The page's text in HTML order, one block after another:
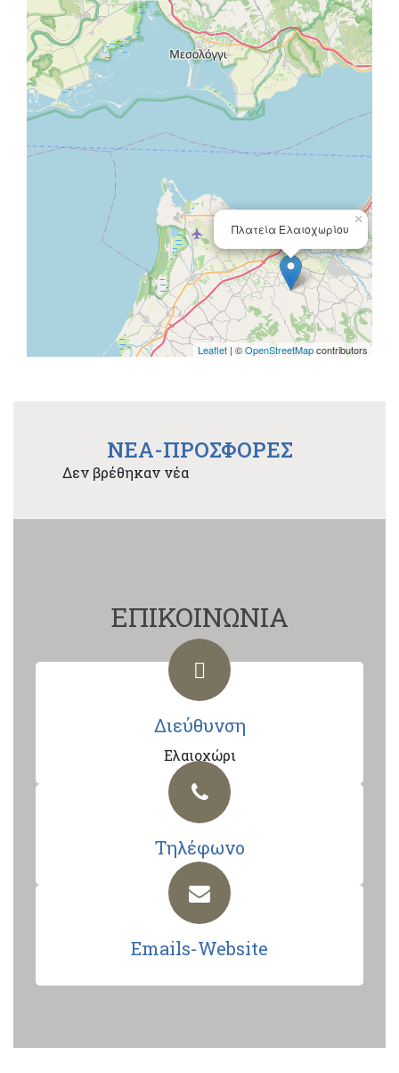
Πλατεία Ελαιοχωρίου
×
Leaflet | ©OpenStreetMapcontributors
NEA-ΠΡΟΣΦΟΡΕΣ
Δεν βρέθηκαν νέα
ΕΠΙΚΟΙΝΩΝΙΑ
Διεύθυνση
Ελαιοχώρι
Τηλέφωνο
Emails-Website